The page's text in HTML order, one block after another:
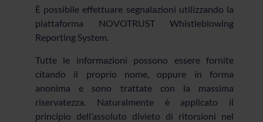
È possibile effettuare segnalazioni utilizzando la
piattaforma NOVOTRUST Whistleblowing
Reporting System.
Tutte le informazioni possono essere fornite
citando il proprio nome, oppure in forma
anonima e sono trattate con la massima
riservatezza. Naturalmente è applicato il
principio dell’assoluto divieto di ritorsioni nel